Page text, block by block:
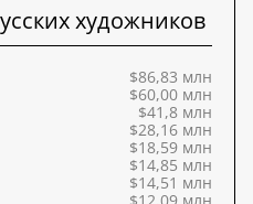
художников
$86,83 млн
$60,00 млн
$41,8 млн
$28,16 млн
$18,59 млн
$14,85 млн
$14,51 млн